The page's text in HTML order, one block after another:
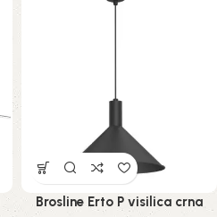
Brosline Erto P visilica crna